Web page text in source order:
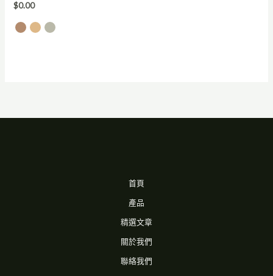
$0.00
首頁
產品
精選文章
關於我們
聯絡我們